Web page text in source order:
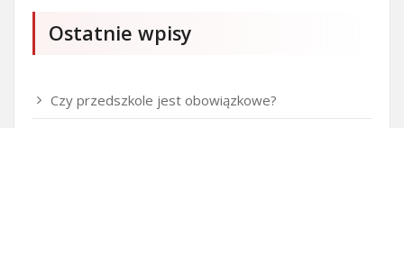
Ostatnie wpisy
Czy przedszkole jest obowiązkowe?